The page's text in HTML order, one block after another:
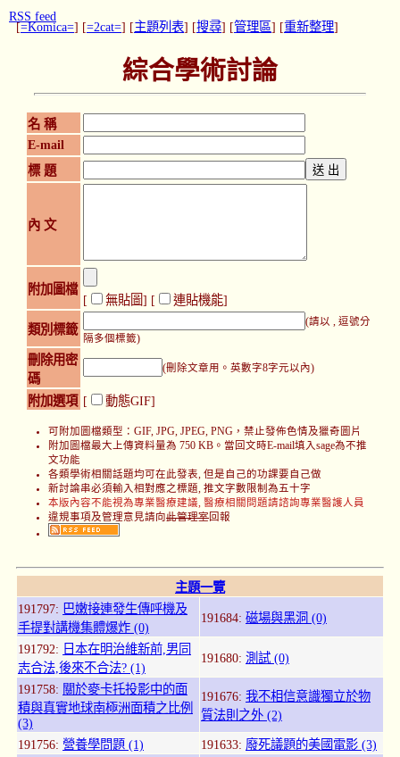
[=Komica=] [=2cat=] [主題列表] [搜尋] [管理區] [重新整理]
綜合學術討論
名 稱
E-mail
標 題
內 文
附加圖檔
[ 無貼圖] [ 連貼機能]
類別標籤
(請以 , 逗號分
隔多個標籤)
刪除用密
碼
(刪除文章用。英數字8字元以內)
附加選項 [ 動態GIF]
可附加圖檔類型：GIF, JPG, JPEG, PNG，禁止發佈色情及獵奇圖片
附加圖檔最大上傳資料量為 750 KB。當回文時E-mail填入sage為不推
文功能
各類學術相關話題均可在此發表, 但是自己的功課要自己做
新討論串必須輸入相對應之標題, 推文字數限制為五十字
本版內容不能視為專業醫療建議, 醫療相關問題請諮詢專業醫護人員
違規事項及管理意見請向此管理室 回報
主題一覽
191797: 巴嫩接連發生傳呼機及
手提對講機集體爆炸 (0)
191684: 磁場與黑洞 (0)
191792: 日本在明治維新前,男同
志合法,後來不合法? (1)
191680: 測試 (0)
191758: 關於麥卡托投影中的面
積與真實地球南極洲面積之比例
(3)
191676: 我不相信意識獨立於物
質法則之外 (2)
191756: 營養學問題 (1) 191633: 廢死議題的美國電影 (3)
RSS feed